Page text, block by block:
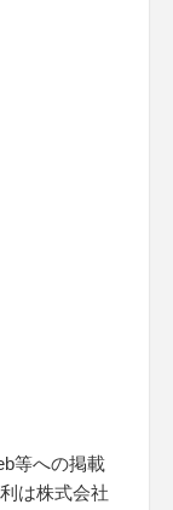
等への掲載
は株式会社